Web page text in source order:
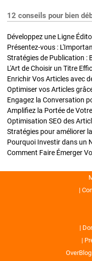
12 conseils pour bien
Développez une Ligne
Présentez-vous :
L'Art de Choisir un Titre
Optimiser vos Articles
Engagez la Conversation
Amplifiez la Portée de